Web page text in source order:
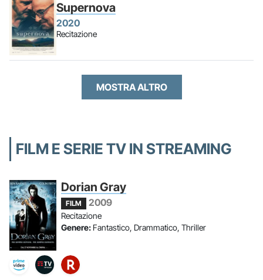
Supernova
2020
Recitazione
MOSTRA ALTRO
FILM E SERIE TV IN STREAMING
Dorian Gray
FILM 2009
Recitazione
Genere: Fantastico, Drammatico, Thriller